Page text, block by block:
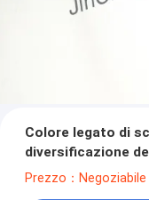
Colore legato di
diversificazione
Prezzo：Negoziabile